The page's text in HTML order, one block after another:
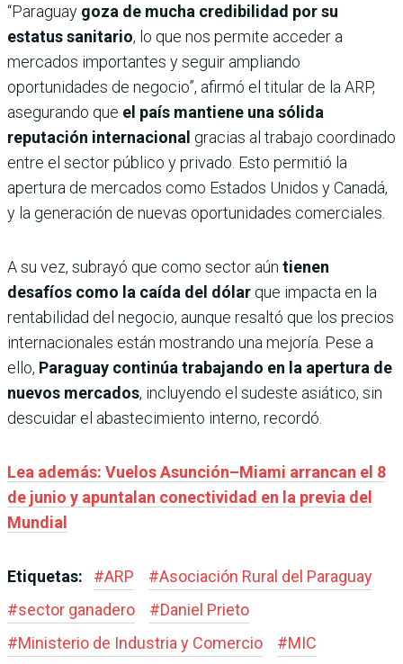
“Paraguay goza de mucha credibilidad por su
estatus sanitario, lo que nos permite acceder a
mercados importantes y seguir ampliando
oportunidades de negocio”, afirmó el titular de la ARP,
asegurando que el país mantiene una sólida
reputación internacional gracias al trabajo coordinado
entre el sector público y privado. Esto permitió la
apertura de mercados como Estados Unidos y Canadá,
y la generación de nuevas oportunidades comerciales.
A su vez, subrayó que como sector aún tienen
desafíos como la caída del dólar que impacta en la
rentabilidad del negocio, aunque resaltó que los precios
internacionales están mostrando una mejoría. Pese a
ello, Paraguay continúa trabajando en la apertura de
nuevos mercados, incluyendo el sudeste asiático, sin
descuidar el abastecimiento interno, recordó.
Lea además: Vuelos Asunción–Miami arrancan el 8
de junio y apuntalan conectividad en la previa del
Mundial
Etiquetas: #ARP #Asociación Rural del Paraguay
#sector ganadero #Daniel Prieto
#Ministerio de Industria y Comercio #MIC